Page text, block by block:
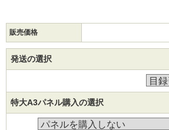
販売価格
発送の選択
特大A3パネル購入の選択